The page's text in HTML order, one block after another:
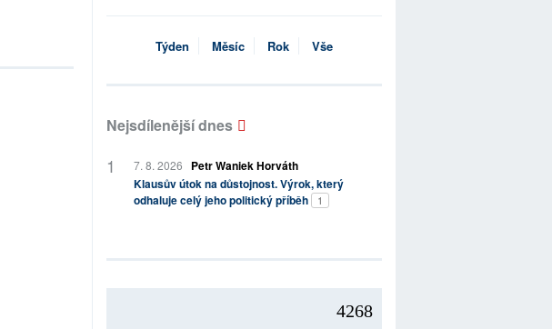
Týden Měsíc Rok Vše
Nejsdílenější dnes
7. 8. 2026
Petr Waniek Horváth
Klausův útok na důstojnost. Výrok, který
odhaluje celý jeho politický příběh
1
4268